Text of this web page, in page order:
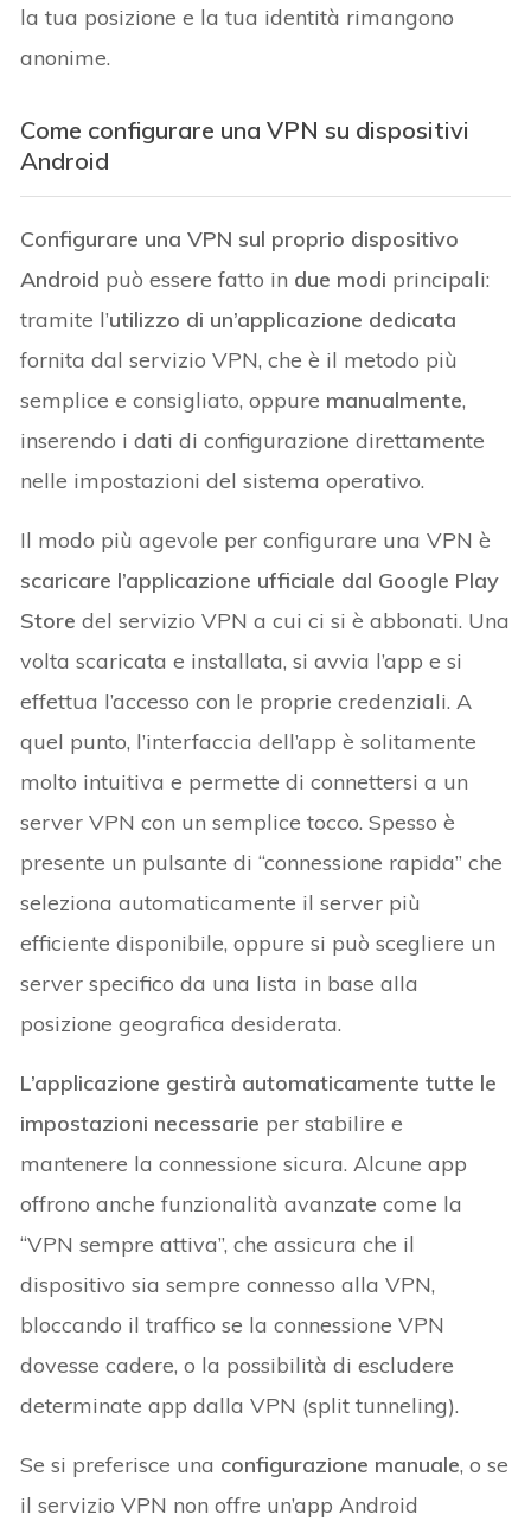
la tua posizione e la tua identità rimangono
anonime.
Come configurare una VPN su dispositivi
Android
Configurare una VPN sul proprio dispositivo
Android può essere fatto in due modi principali:
tramite l’utilizzo di un’applicazione dedicata
fornita dal servizio VPN, che è il metodo più
semplice e consigliato, oppure manualmente,
inserendo i dati di configurazione direttamente
nelle impostazioni del sistema operativo.
Il modo più agevole per configurare una VPN è
scaricare l’applicazione ufficiale dal Google Play
Store del servizio VPN a cui ci si è abbonati. Una
volta scaricata e installata, si avvia l’app e si
effettua l’accesso con le proprie credenziali. A
quel punto, l’interfaccia dell’app è solitamente
molto intuitiva e permette di connettersi a un
server VPN con un semplice tocco. Spesso è
presente un pulsante di “connessione rapida” che
seleziona automaticamente il server più
efficiente disponibile, oppure si può scegliere un
server specifico da una lista in base alla
posizione geografica desiderata.
L’applicazione gestirà automaticamente tutte le
impostazioni necessarie per stabilire e
mantenere la connessione sicura. Alcune app
offrono anche funzionalità avanzate come la
“VPN sempre attiva”, che assicura che il
dispositivo sia sempre connesso alla VPN,
bloccando il traffico se la connessione VPN
dovesse cadere, o la possibilità di escludere
determinate app dalla VPN (split tunneling).
Se si preferisce una configurazione manuale, o se
il servizio VPN non offre un’app Android